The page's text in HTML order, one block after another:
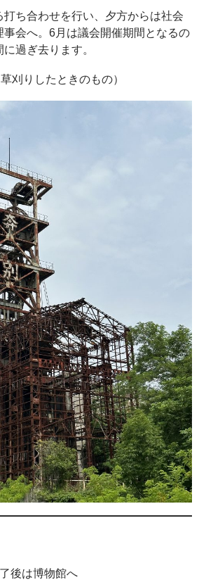
ち合わせを行い、夕方からは社会
会へ。6月は議会開催期間となるの
過ぎ去ります。
刈りしたときのもの）
後は博物館へ